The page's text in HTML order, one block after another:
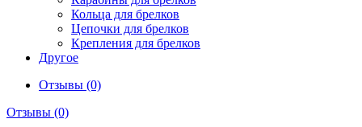
Кольца для брелков
Цепочки для брелков
Крепления для брелков
Другое
Отзывы (0)
Отзывы (0)